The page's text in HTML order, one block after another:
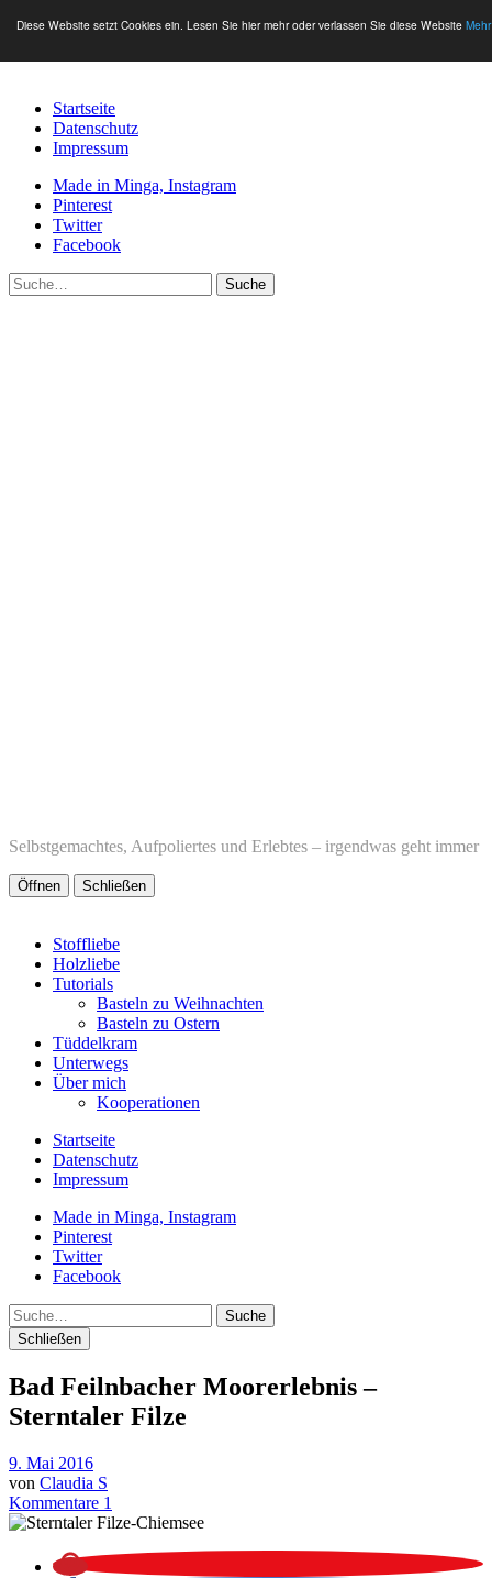
Diese Website setzt Cookies ein. Lesen Sie hier mehr oder verlassen Sie diese Website
Startseite
Datenschutz
Impressum
Made in Minga, Instagram
Pinterest
Twitter
Facebook
Suche
Selbstgemachtes, Aufpoliertes und Erlebtes – irgendwas geht immer
Öffnen Schließen
Stoffliebe
Holzliebe
Tutorials
Basteln zu Weihnachten
Basteln zu Ostern
Tüddelkram
Unterwegs
Über mich
Kooperationen
Startseite
Datenschutz
Impressum
Made in Minga, Instagram
Pinterest
Twitter
Facebook
Suche
Schließen
Bad Feilnbacher Moorerlebnis –
Sterntaler Filze
9. Mai 2016
von Claudia S
Kommentare 1